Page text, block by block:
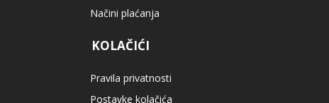
Načini plaćanja
KOLAČIĆI
Pravila privatnosti
Postavke kolačića